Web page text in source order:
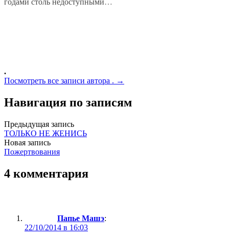
.
Посмотреть все записи автора . →
Навигация по записям
Предыдущая запись
ТОЛЬКО НЕ ЖЕНИСЬ
Новая запись
Пожертвования
4 комментария
Папье Машэ:
22/10/2014 в 16:03